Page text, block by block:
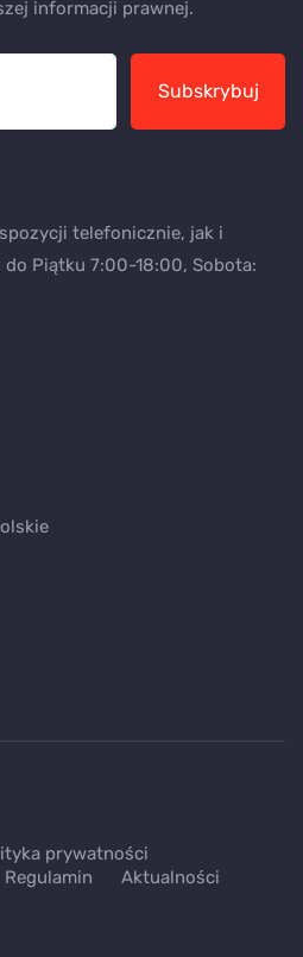
informacji prawnej.
Subskrybuj
telefonicznie, jak i
do Piątku 7:00-18:00, Sobota:
prywatności
Regulamin
Aktualności